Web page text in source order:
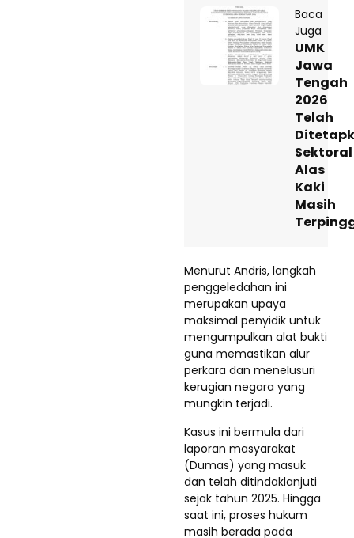
Baca
Juga
UMK
Jawa
Tengah
2026
Telah
Sektoral
Alas
Kaki
Masih
Menurut Andris, langkah
penggeledahan ini
merupakan upaya
maksimal penyidik untuk
mengumpulkan alat bukti
guna memastikan alur
perkara dan menelusuri
kerugian negara yang
mungkin terjadi.
Kasus ini bermula dari
laporan masyarakat
(Dumas) yang masuk
dan telah ditindaklanjuti
sejak tahun 2025. Hingga
saat ini, proses hukum
masih berada pada